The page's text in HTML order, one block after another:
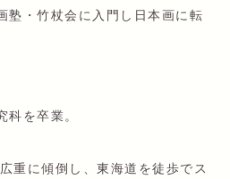
塾・竹杖会に入門し日本画に転
科を卒業。
重に傾倒し、東海道を徒歩でス